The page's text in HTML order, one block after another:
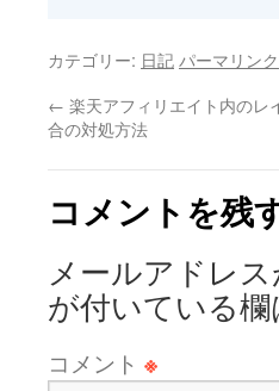
カテゴリー: 日記 パーマリンク
← 楽天アフィリエイト内のレ
合の対処方法
コメントを残
メールアドレ
が付いている
コメント ※